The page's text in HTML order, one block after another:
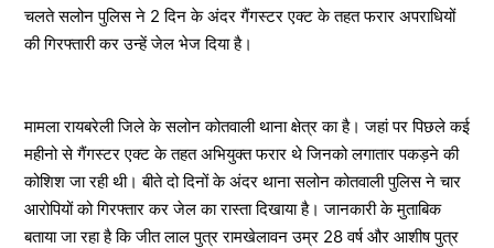
चलते सलोन पुलिस ने 2 दिन के अंदर गैंगस्टर एक्ट के तहत फरार अपराधियों
की गिरफ्तारी कर उन्हें जेल भेज दिया है।
मामला रायबरेली जिले के सलोन कोतवाली थाना क्षेत्र का है। जहां पर पिछले कई
महीनो से गैंगस्टर एक्ट के तहत अभियुक्त फरार थे जिनको लगातार पकड़ने की
कोशिश जा रही थी। बीते दो दिनों के अंदर थाना सलोन कोतवाली पुलिस ने चार
आरोपियों को गिरफ्तार कर जेल का रास्ता दिखाया है। जानकारी के मुताबिक
बताया जा रहा है कि जीत लाल पुत्र रामखेलावन उम्र 28 वर्ष और आशीष पुत्र